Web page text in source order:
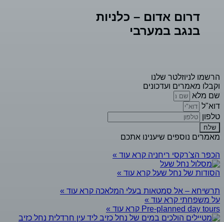
דרום אדום – כלניות
בנגב במערבי
הרשמו לניוזלטר שלנו
וקבלו מאמרים ועדכונים
שם מלא
דוא"ל
טלפון
שלח
מאמרים נוספים שיענינו אתכם
הכפר הצ'רקסי ריחניהקרא עוד »
הסודות של נחל שעלקרא עוד »
תרשיחא – אל סמטאות בעלי המלאכהקרא עוד »
על משפחתיקרא עוד »
Pre-planned day tours קרא עוד »